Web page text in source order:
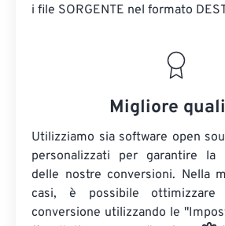
i file SORGENTE nel formato
Migliore
Utilizziamo sia software open
personalizzati per garantire la
delle nostre conversioni. Nella
casi, è possibile
conversione utilizzando le